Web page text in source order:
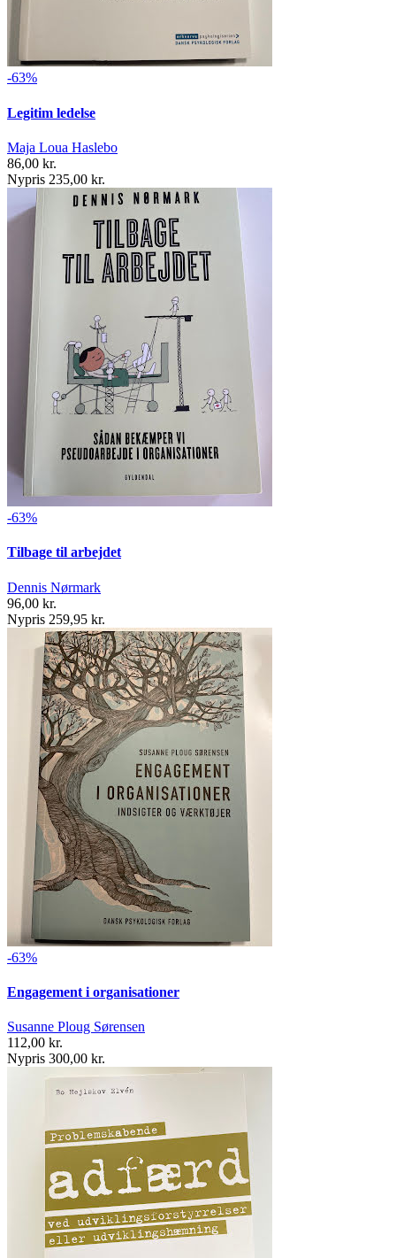
-63%
Legitim ledelse
Maja Loua Haslebo
86,00 kr.
Nypris 235,00 kr.
-63%
Tilbage til arbejdet
Dennis Nørmark
96,00 kr.
Nypris 259,95 kr.
-63%
Engagement i organisationer
Susanne Ploug Sørensen
112,00 kr.
Nypris 300,00 kr.